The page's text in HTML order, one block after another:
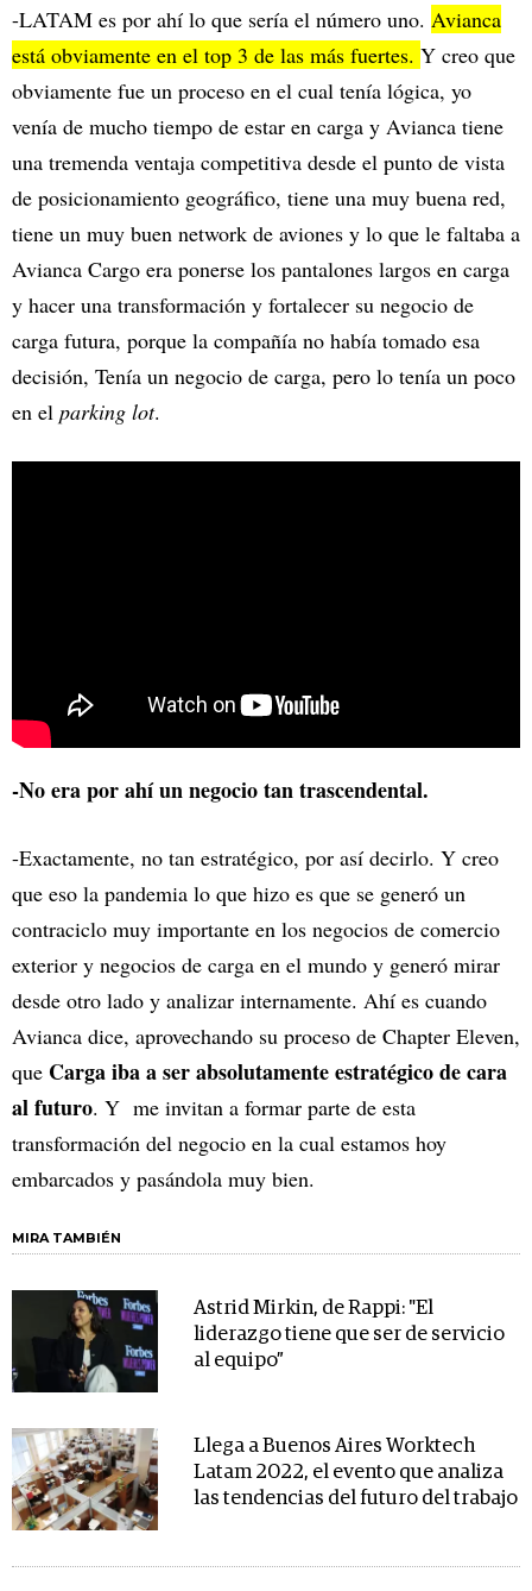
-LATAM es por ahí lo que sería el número uno. Avianca
está obviamente en el top 3 de las más fuertes. Y creo que
obviamente fue un proceso en el cual tenía lógica, yo
venía de mucho tiempo de estar en carga y Avianca tiene
una tremenda ventaja competitiva desde el punto de vista
de posicionamiento geográfico, tiene una muy buena red,
tiene un muy buen network de aviones y lo que le faltaba a
Avianca Cargo era ponerse los pantalones largos en carga
y hacer una transformación y fortalecer su negocio de
carga futura, porque la compañía no había tomado esa
decisión, Tenía un negocio de carga, pero lo tenía un poco
en el parking lot.
-No era por ahí un negocio tan trascendental.
-Exactamente, no tan estratégico, por así decirlo. Y creo
que eso la pandemia lo que hizo es que se generó un
contraciclo muy importante en los negocios de comercio
exterior y negocios de carga en el mundo y generó mirar
desde otro lado y analizar internamente. Ahí es cuando
Avianca dice, aprovechando su proceso de Chapter Eleven,
que Carga iba a ser absolutamente estratégico de cara
al futuro. Y me invitan a formar parte de esta
transformación del negocio en la cual estamos hoy
embarcados y pasándola muy bien.
MIRA TAMBIÉN
Astrid Mirkin, de Rappi: "El
liderazgo tiene que ser de servicio
al equipo”
Llega a Buenos Aires Worktech
Latam 2022, el evento que analiza
las tendencias del futuro del trabajo